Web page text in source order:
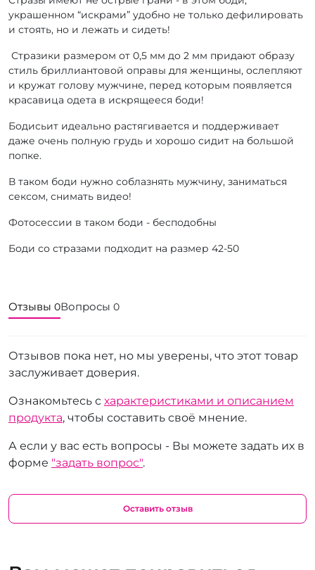
украшенном “искрами” удобно не только дефилировать
и стоять, но и лежать и сидеть!
Стразики размером от 0,5 мм до 2 мм придают образу
стиль бриллиантовой оправы для женщины, ослепляют
и кружат голову мужчине, перед которым появляется
красавица одета в искрящееся боди!
Бодисьит идеально растягивается и поддерживает
даже очень полную грудь и хорошо сидит на большой
попке.
В таком боди нужно соблазнять мужчину, заниматься
сексом, снимать видео!
Фотосессии в таком боди - бесподобны
Боди со стразами подходит на размер 42-50
Отзывы 0Вопросы 0
Отзывов пока нет, но мы уверены, что этот товар
заслуживает доверия.
Ознакомьтесь с характеристиками и описанием
продукта, чтобы составить своё мнение.
А если у вас есть вопросы - Вы можете задать их в
форме "задать вопрос".
Оставить отзыв